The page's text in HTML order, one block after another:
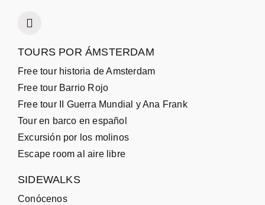
TOURS POR ÁMSTERDAM
Free tour historia de Amsterdam
Free tour Barrio Rojo
Free tour II Guerra Mundial y Ana Frank
Tour en barco en español
Excursión por los molinos
Escape room al aire libre
SIDEWALKS
Conócenos